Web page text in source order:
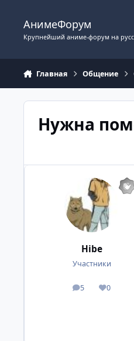
АнимеФорум
Крупнейший аниме-форум на
Главная Общение
Нужна
Hibe
Участники
5
посты 0